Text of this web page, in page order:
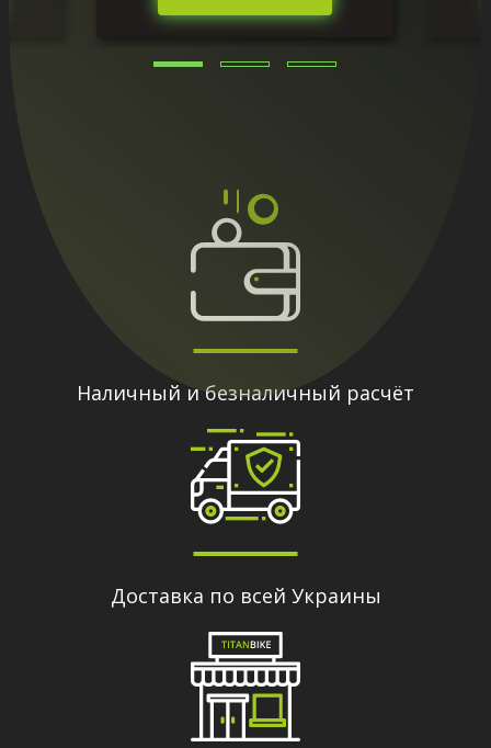
Наличный и безналичный расчёт
Доставка по всей Украины